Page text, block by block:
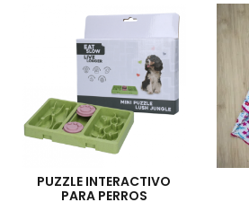
PUZZLE INTERACTIVO
PARA PERROS